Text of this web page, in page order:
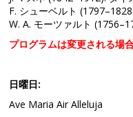
F. シューベルト
W. A. モーツァルト
プログラムは変更される場
日曜日:
Ave Maria Air Alleluja